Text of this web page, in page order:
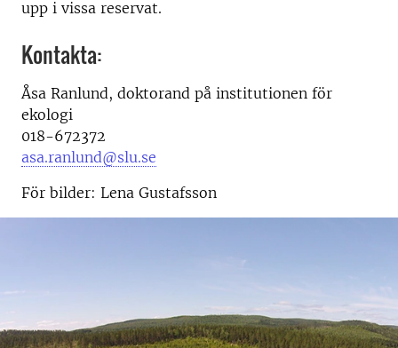
upp i vissa reservat.
Kontakta:
Åsa Ranlund, doktorand på institutionen för
ekologi
018-672372
asa.ranlund@slu.se
För bilder: Lena Gustafsson